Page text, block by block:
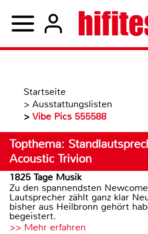
Startseite
> Ausstattungslisten
> Vibe Pics 555588
Topthema:
Acoustic Trivion
1825 Tage Musik
Zu den spannendsten
Lautsprecher zählt ganz klar
bisher aus Heilbronn gehört
begeistert.
>> Mehr erfahren